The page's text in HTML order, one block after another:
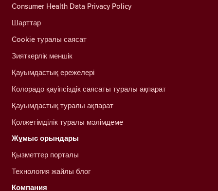
Consumer Health Data Privacy Policy
Шарттар
Cookie туралы саясат
Зияткерлік меншік
Қауымдастық ережелері
Колорадо қауіпсіздік саясаты туралы ақпарат
Қауымдастық туралы ақпарат
Қолжетімділік туралы мәлімдеме
Жұмыс орындары
Қызметтер порталы
Технология жайлы блог
Компания